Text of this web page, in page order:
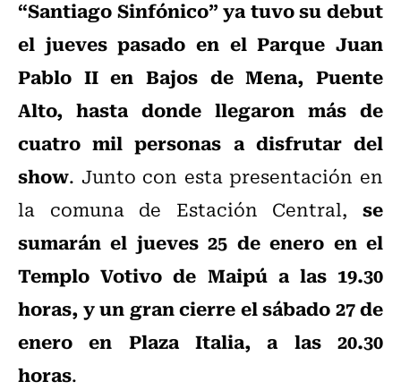
“Santiago Sinfónico” ya tuvo su debut
el jueves pasado en el Parque Juan
Pablo II en Bajos de Mena, Puente
Alto, hasta donde llegaron más de
cuatro mil personas a disfrutar del
show. Junto con esta presentación en
la comuna de Estación Central, se
sumarán el jueves 25 de enero en el
Templo Votivo de Maipú a las 19.30
horas, y un gran cierre el sábado 27 de
enero en Plaza Italia, a las 20.30
horas.